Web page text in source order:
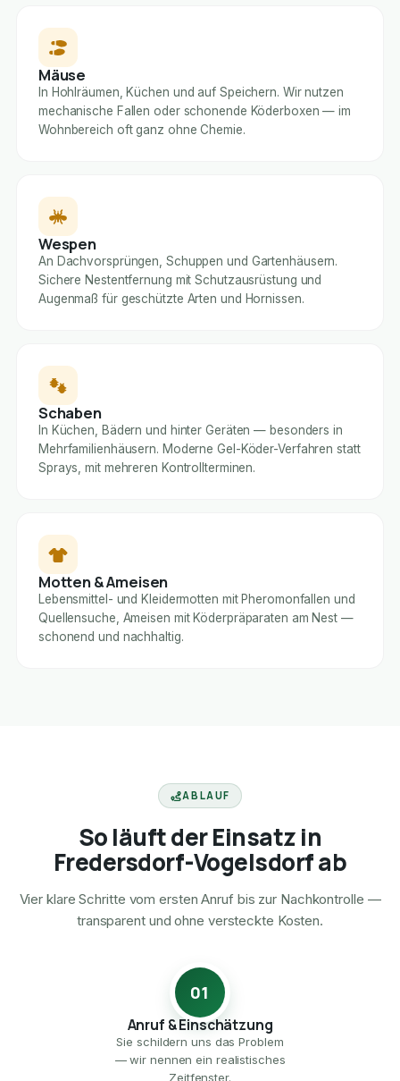
Mäuse
In Hohlräumen, Küchen und auf Speichern. Wir nutzen
mechanische Fallen oder schonende Köderboxen — im
Wohnbereich oft ganz ohne Chemie.
Wespen
An Dachvorsprüngen, Schuppen und Gartenhäusern.
Sichere Nestentfernung mit Schutzausrüstung und
Augenmaß für geschützte Arten und Hornissen.
Schaben
In Küchen, Bädern und hinter Geräten — besonders in
Mehrfamilienhäusern. Moderne Gel-Köder-Verfahren statt
Sprays, mit mehreren Kontrollterminen.
Motten & Ameisen
Lebensmittel- und Kleidermotten mit Pheromonfallen und
Quellensuche, Ameisen mit Köderpräparaten am Nest —
schonend und nachhaltig.
ABLAUF
So läuft der Einsatz in
Fredersdorf-Vogelsdorf ab
Vier klare Schritte vom ersten Anruf bis zur Nachkontrolle —
transparent und ohne versteckte Kosten.
01
Anruf & Einschätzung
Sie schildern uns das Problem
— wir nennen ein realistisches
Zeitfenster.